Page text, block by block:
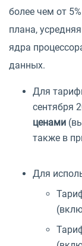
более чем от
плана,
ядра
данных.
Для
сентября
ценами
также в
Для